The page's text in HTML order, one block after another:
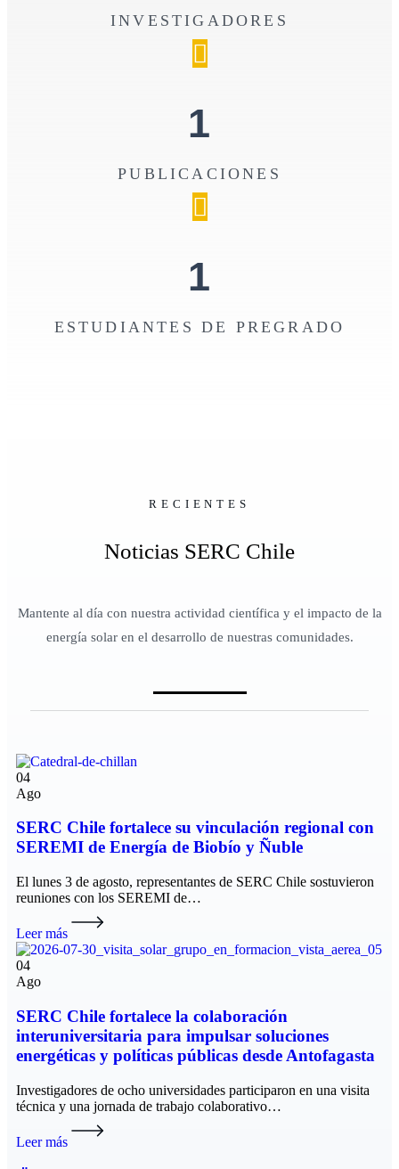
INVESTIGADORES
1
PUBLICACIONES
1
ESTUDIANTES DE PREGRADO
RECIENTES
Noticias SERC Chile
Mantente al día con nuestra actividad científica y el impacto de la
energía solar en el desarrollo de nuestras comunidades.
04
Ago
SERC Chile fortalece su vinculación regional con
SEREMI de Energía de Biobío y Ñuble
El lunes 3 de agosto, representantes de SERC Chile sostuvieron
reuniones con los SEREMI de…
Leer más
04
Ago
SERC Chile fortalece la colaboración
interuniversitaria para impulsar soluciones
energéticas y políticas públicas desde Antofagasta
Investigadores de ocho universidades participaron en una visita
técnica y una jornada de trabajo colaborativo…
Leer más